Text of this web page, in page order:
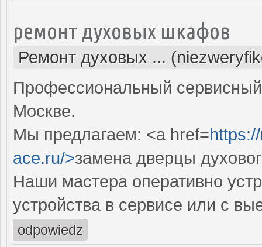
ремонт духовых шкафов
Ремонт духовых ...
Профессиональный
Москве.
Мы предлагаем: <a href=
ace.ru/>замена дверцы
Наши мастера оперативно
устройства в сервисе или с
odpowiedz